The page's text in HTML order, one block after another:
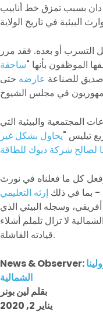
السام في نهر دان بسبب تمزق خط أنابيب
التسرب أو بعده. فقد مرر
الموظفون بأنها "ساحقة
للصناعة عارضه حتى
المجتمعية والبيئية التي
تيليس "يحاول بشكل غير
كل ما فعلناه في نورث
- بما في ذلك إرثه التعليمي
وسجله البيئي الذي
لا تزال تلملم أشلاء
قيادته الفاشلة.
News & Observer:
الشمالية
بقلم لين بونر
يناير 2, 2020